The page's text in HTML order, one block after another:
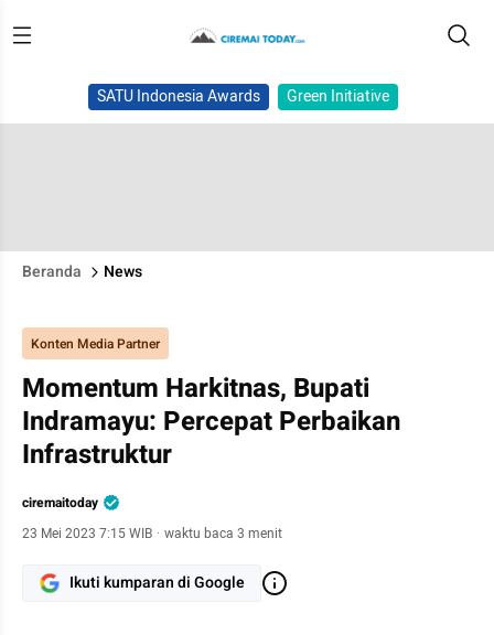
SATU Indonesia Awards Green Initiative
Beranda News
Konten Media Partner
Momentum Harkitnas, Bupati
Indramayu: Percepat Perbaikan
Infrastruktur
ciremaitoday
23 Mei 2023 7:15 WIB · waktu baca 3 menit
Ikuti kumparan di Google